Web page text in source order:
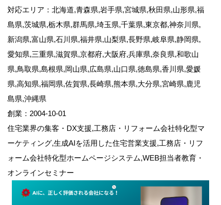
対応エリア：北海道,青森県,岩手県,宮城県,秋田県,山形県,福
島県,茨城県,栃木県,群馬県,埼玉県,千葉県,東京都,神奈川県,
新潟県,富山県,石川県,福井県,山梨県,長野県,岐阜県,静岡県,
愛知県,三重県,滋賀県,京都府,大阪府,兵庫県,奈良県,和歌山
県,鳥取県,島根県,岡山県,広島県,山口県,徳島県,香川県,愛媛
県,高知県,福岡県,佐賀県,長崎県,熊本県,大分県,宮崎県,鹿児
島県,沖縄県
創業：2004-10-01
住宅業界の集客・DX支援,工務店・リフォーム会社特化型マ
ーケティング,生成AIを活用した住宅営業支援,工務店・リフ
ォーム会社特化型ホームページシステム,WEB担当者教育・
オンラインセミナー